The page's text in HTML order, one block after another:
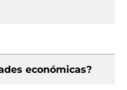
económicas?